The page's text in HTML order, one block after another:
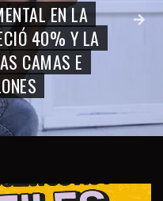
EN LA
40% Y LA
CAMAS E